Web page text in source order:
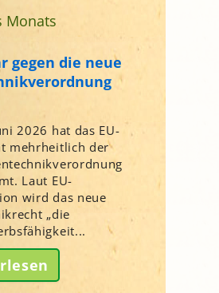
Monats
gegen die neue
2026 hat das EU-
mehrheitlich der
Laut EU-
wird das neue
„die